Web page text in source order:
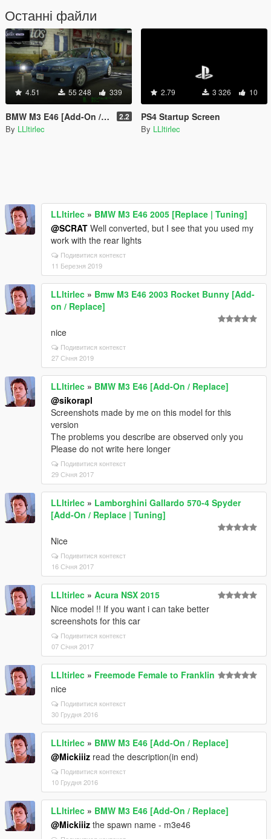
Останні файли
4.51 55 248 339
BMW M3 E46 [Add-On / Replace] 2.2
By LLltirlec
2.79 3 326 10
PS4 Startup Screen
By LLltirlec
LLltirlec » BMW M3 E46 2005 [Replace | Tuning]
@SCRAT Well converted, but I see that you used my
work with the rear lights
Подивитися контекст
11 Березня 2019
LLltirlec » Bmw M3 E46 2003 Rocket Bunny [Add-
on / Replace]
nice
Подивитися контекст
27 Січня 2019
LLltirlec » BMW M3 E46 [Add-On / Replace]
@sikorapl
Screenshots made by me on this model for this
version
The problems you describe are observed only you
Please do not write here longer
Подивитися контекст
29 Січня 2017
LLltirlec » Lamborghini Gallardo 570-4 Spyder
[Add-On / Replace | Tuning]
Nice
Подивитися контекст
16 Січня 2017
LLltirlec » Acura NSX 2015
Nice model !! If you want i can take better
screenshots for this car
Подивитися контекст
07 Січня 2017
LLltirlec » Freemode Female to Franklin
nice
Подивитися контекст
30 Грудня 2016
LLltirlec » BMW M3 E46 [Add-On / Replace]
@Mickiiiz read the description(in end)
Подивитися контекст
10 Грудня 2016
LLltirlec » BMW M3 E46 [Add-On / Replace]
@Mickiiiz the spawn name - m3e46